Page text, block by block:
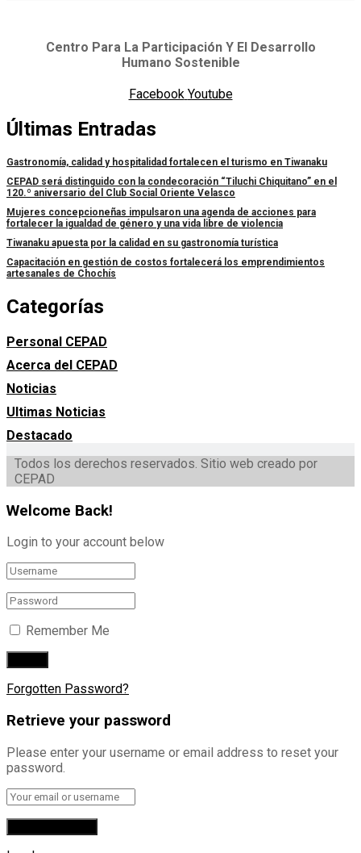
Centro Para La Participación Y El Desarrollo
Humano Sostenible
Facebook Youtube
Últimas Entradas
Gastronomía, calidad y hospitalidad fortalecen el turismo en Tiwanaku
CEPAD será distinguido con la condecoración “Tiluchi Chiquitano” en el
120.º aniversario del Club Social Oriente Velasco
Mujeres concepcioneñas impulsaron una agenda de acciones para
fortalecer la igualdad de género y una vida libre de violencia
Tiwanaku apuesta por la calidad en su gastronomía turística
Capacitación en gestión de costos fortalecerá los emprendimientos
artesanales de Chochís
Categorías
Personal CEPAD
Acerca del CEPAD
Noticias
Ultimas Noticias
Destacado
Todos los derechos reservados. Sitio web creado por
CEPAD
Welcome Back!
Login to your account below
Remember Me
Forgotten Password?
Retrieve your password
Please enter your username or email address to reset your
password.